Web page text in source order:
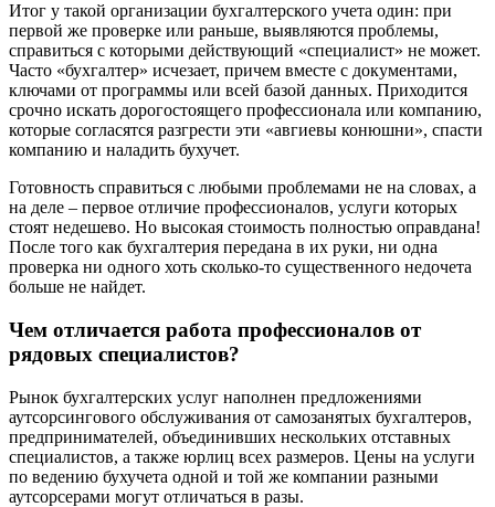
Итог у такой организации бухгалтерского учета один: при
первой же проверке или раньше, выявляются проблемы,
справиться с которыми действующий «специалист» не может.
Часто «бухгалтер» исчезает, причем вместе с документами,
ключами от программы или всей базой данных. Приходится
срочно искать дорогостоящего профессионала или компанию,
которые согласятся разгрести эти «авгиевы конюшни», спасти
компанию и наладить бухучет.
Готовность справиться с любыми проблемами не на словах, а
на деле – первое отличие профессионалов, услуги которых
стоят недешево. Но высокая стоимость полностью оправдана!
После того как бухгалтерия передана в их руки, ни одна
проверка ни одного хоть сколько-то существенного недочета
больше не найдет.
Чем отличается работа профессионалов от
рядовых специалистов?
Рынок бухгалтерских услуг наполнен предложениями
аутсорсингового обслуживания от самозанятых бухгалтеров,
предпринимателей, объединивших нескольких отставных
специалистов, а также юрлиц всех размеров. Цены на услуги
по ведению бухучета одной и той же компании разными
аутсорсерами могут отличаться в разы.